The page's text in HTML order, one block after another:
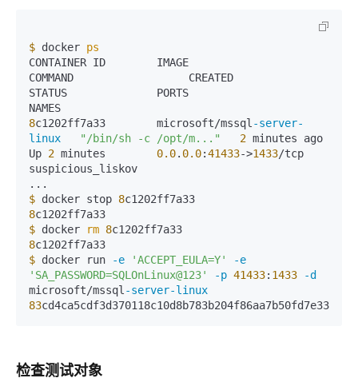
$ docker ps
CONTAINER ID        IMAGE
COMMAND                  CREATED
STATUS              PORTS
8c1202ff7a33        microsoft/mssql -server-
linux
"/bin/sh -c /opt/m..." 2 minutes ago
Up 2 minutes 0.0. 0.0:41433->1433/tcp
suspicious_liskov
$ docker stop 8
8
$ docker rm 8
8
$ docker run -e 'ACCEPT_EULA=Y'
-e
'SA_PASSWORD=SQLOnLinux@123'
-p 41433: 1433
-d
microsoft/mssql -server-linux
83
检查测试对象